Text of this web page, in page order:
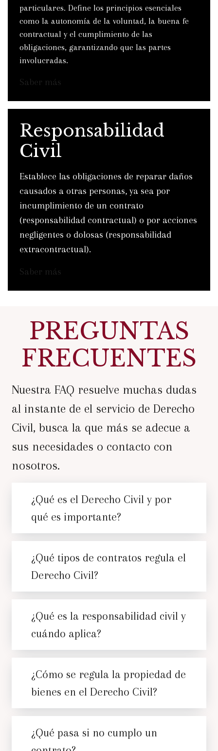
particulares. Define los principios esenciales
como la autonomía de la voluntad, la buena fe
contractual y el cumplimiento de las
obligaciones, garantizando que las partes
involucradas.
Saber más
Responsabilidad
Civil
Establece las obligaciones de reparar daños
causados a otras personas, ya sea por
incumplimiento de un contrato
(responsabilidad contractual) o por acciones
negligentes o dolosas (responsabilidad
extracontractual).
Saber más
PREGUNTAS
FRECUENTES
Nuestra FAQ resuelve muchas dudas
al instante de el servicio de Derecho
Civil, busca la que más se adecue a
sus necesidades o contacto con
nosotros.
¿Qué es el Derecho Civil y por
qué es importante?
¿Qué tipos de contratos regula el
Derecho Civil?
¿Qué es la responsabilidad civil y
cuándo aplica?
¿Cómo se regula la propiedad de
bienes en el Derecho Civil?
¿Qué pasa si no cumplo un